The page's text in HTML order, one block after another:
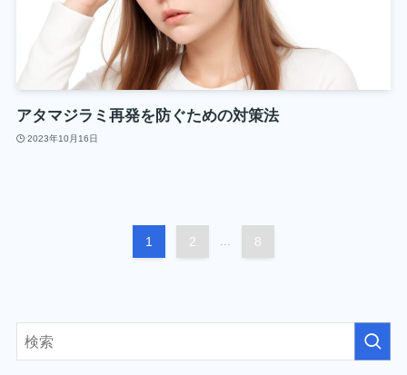
アタマジラミ再発を防ぐための対策法
2023年10月16日
1 2 ... 8